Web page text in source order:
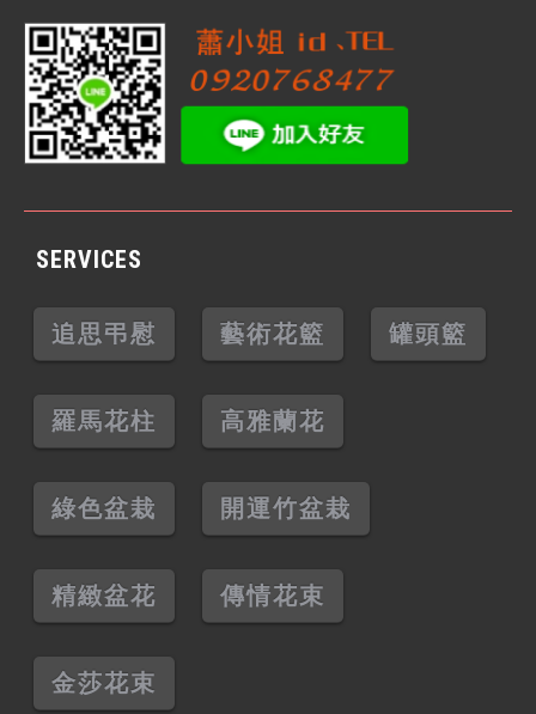
SERVICES
追思弔慰 藝術花籃 罐頭籃
羅馬花柱 高雅蘭花
綠色盆栽 開運竹盆栽
精緻盆花 傳情花束
金莎花束